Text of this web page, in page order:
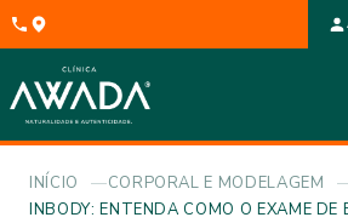
INÍCIO
CORPORAL E MODELAGEM
INBODY: ENTENDA COMO O EXAME DE